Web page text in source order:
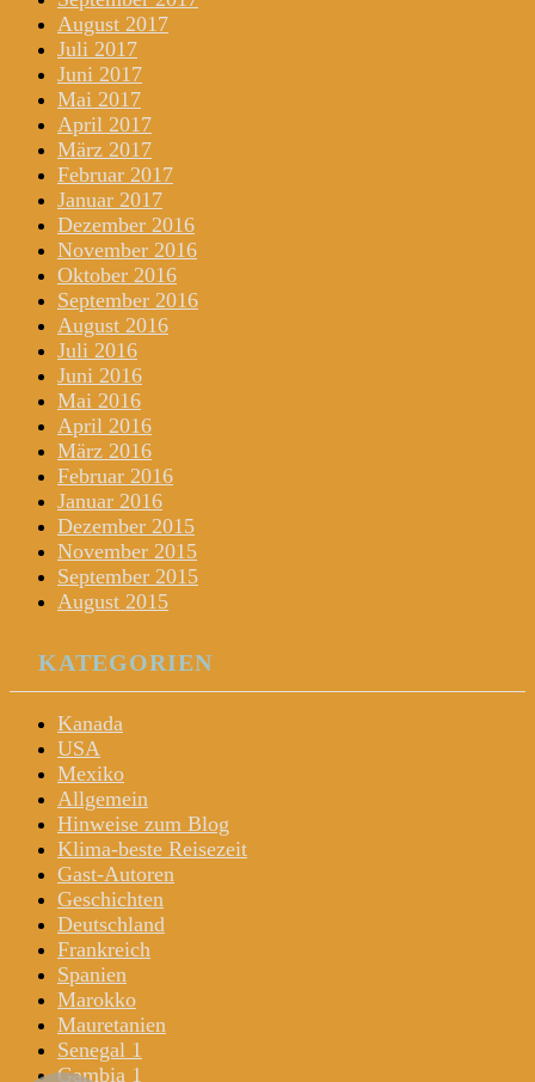
August 2017
Juli 2017
Juni 2017
Mai 2017
April 2017
März 2017
Februar 2017
Januar 2017
Dezember 2016
November 2016
Oktober 2016
September 2016
August 2016
Juli 2016
Juni 2016
Mai 2016
April 2016
März 2016
Februar 2016
Januar 2016
Dezember 2015
November 2015
September 2015
August 2015
KATEGORIEN
Kanada
USA
Mexiko
Allgemein
Hinweise zum Blog
Klima-beste Reisezeit
Gast-Autoren
Geschichten
Deutschland
Frankreich
Spanien
Marokko
Mauretanien
Senegal 1
Gambia 1